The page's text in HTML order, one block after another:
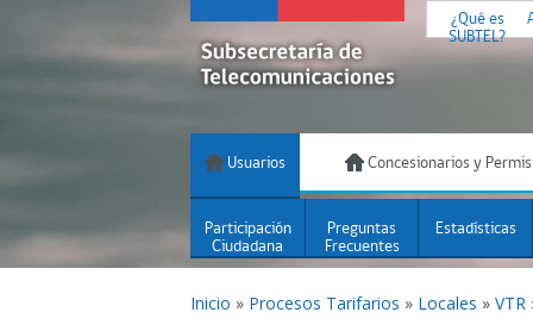
¿Qué es
SUBTEL?
Usuarios Concesionarios y
Participación
Ciudadana
Preguntas
Frecuentes
Estadísticas
Inicio » Procesos Tarifarios » Locales » VTR